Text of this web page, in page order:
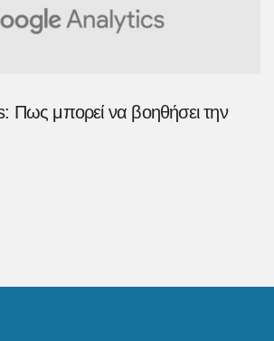
Πως μπορεί να βοηθήσει την